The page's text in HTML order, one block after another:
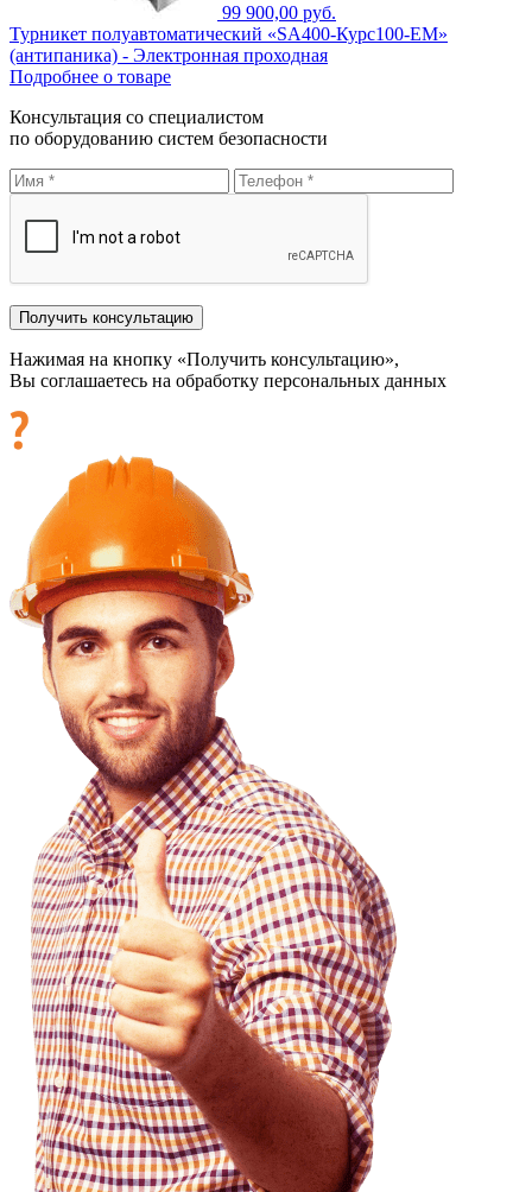
99 900,00 руб.
Турникет полуавтоматический «SA400-Курс100-EM»
(антипаника) - Электронная проходная
Подробнее о товаре
Консультация со специалистом
по оборудованию систем безопасности
Нажимая на кнопку «Получить консультацию»,
Вы соглашаетесь на обработку персональных данных